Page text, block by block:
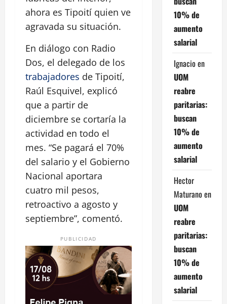
ahora es Tipoití quien ve
agravada su situación.
En diálogo con Radio
Dos, el delegado de los
trabajadores de Tipoití,
Raúl Esquivel, explicó
que a partir de
diciembre se cortaría la
actividad en todo el
mes. “Se pagará el 70%
del salario y el Gobierno
Nacional aportara
cuatro mil pesos,
retroactivo a agosto y
septiembre”, comentó.
PUBLICIDAD
10% de
aumento
salarial
Ignacio en
UOM
reabre
paritarias:
buscan
10% de
aumento
salarial
Hector
Maturano en
UOM
reabre
paritarias:
buscan
10% de
aumento
salarial